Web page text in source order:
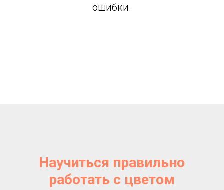
ошибки.
Научиться правильно
работать с цветом